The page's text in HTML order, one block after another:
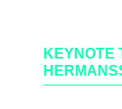
KEYNOTE